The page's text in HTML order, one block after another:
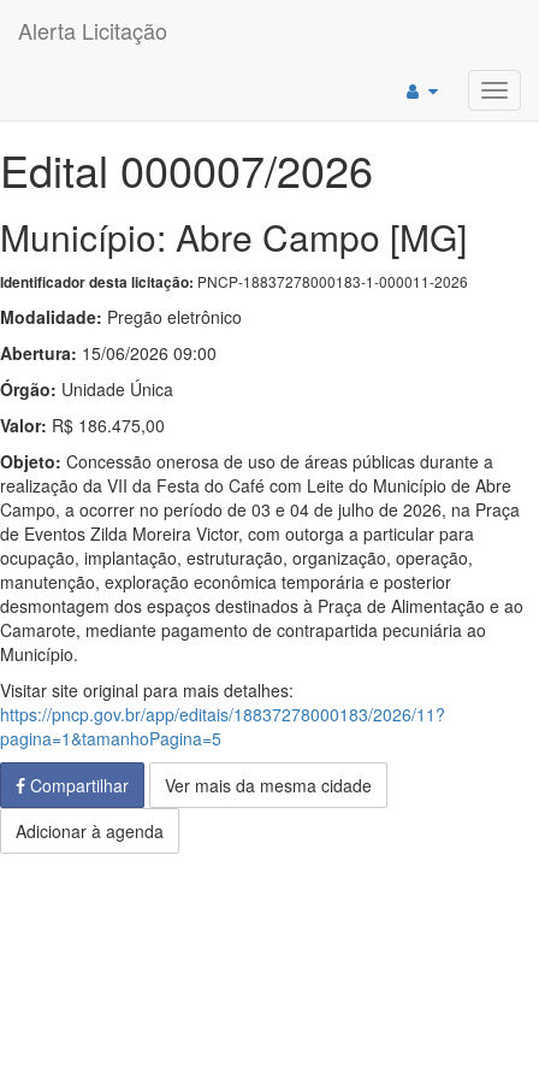
Alerta Licitação
Edital 000007/2026
Município: Abre Campo [MG]
Identificador desta licitação: PNCP-18837278000183-1-000011-2026
Modalidade: Pregão eletrônico
Abertura: 15/06/2026 09:00
Órgão: Unidade Única
Valor: R$ 186.475,00
Objeto: Concessão onerosa de uso de áreas públicas durante a
realização da VII da Festa do Café com Leite do Município de Abre
Campo, a ocorrer no período de 03 e 04 de julho de 2026, na Praça
de Eventos Zilda Moreira Victor, com outorga a particular para
ocupação, implantação, estruturação, organização, operação,
manutenção, exploração econômica temporária e posterior
desmontagem dos espaços destinados à Praça de Alimentação e ao
Camarote, mediante pagamento de contrapartida pecuniária ao
Município.
Visitar site original para mais detalhes:
https://pncp.gov.br/app/editais/18837278000183/2026/11?
pagina=1&tamanhoPagina=5
Compartilhar
Ver mais da mesma cidade
Adicionar à agenda